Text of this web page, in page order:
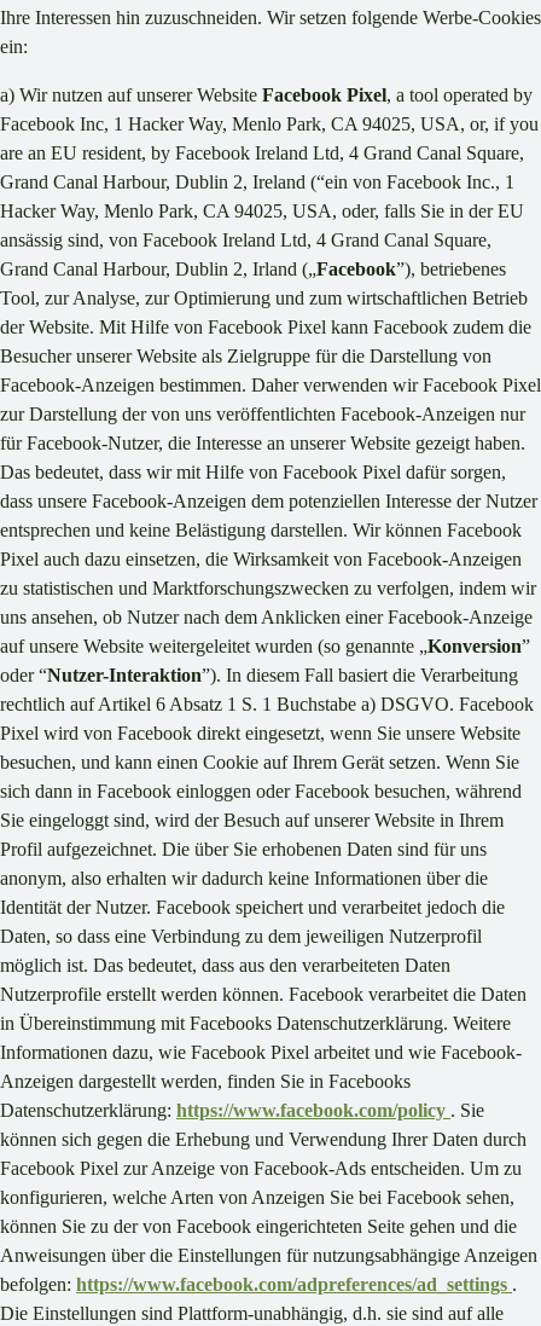
Ihre Interessen hin zuzuschneiden. Wir setzen folgende Werbe-Cookies
ein:
a) Wir nutzen auf unserer Website Facebook Pixel, a tool operated by
Facebook Inc, 1 Hacker Way, Menlo Park, CA 94025, USA, or, if you
are an EU resident, by Facebook Ireland Ltd, 4 Grand Canal Square,
Grand Canal Harbour, Dublin 2, Ireland (“ein von Facebook Inc., 1
Hacker Way, Menlo Park, CA 94025, USA, oder, falls Sie in der EU
ansässig sind, von Facebook Ireland Ltd, 4 Grand Canal Square,
Grand Canal Harbour, Dublin 2, Irland („Facebook”), betriebenes
Tool, zur Analyse, zur Optimierung und zum wirtschaftlichen Betrieb
der Website. Mit Hilfe von Facebook Pixel kann Facebook zudem die
Besucher unserer Website als Zielgruppe für die Darstellung von
Facebook-Anzeigen bestimmen. Daher verwenden wir Facebook Pixel
zur Darstellung der von uns veröffentlichten Facebook-Anzeigen nur
für Facebook-Nutzer, die Interesse an unserer Website gezeigt haben.
Das bedeutet, dass wir mit Hilfe von Facebook Pixel dafür sorgen,
dass unsere Facebook-Anzeigen dem potenziellen Interesse der Nutzer
entsprechen und keine Belästigung darstellen. Wir können Facebook
Pixel auch dazu einsetzen, die Wirksamkeit von Facebook-Anzeigen
zu statistischen und Marktforschungszwecken zu verfolgen, indem wir
uns ansehen, ob Nutzer nach dem Anklicken einer Facebook-Anzeige
auf unsere Website weitergeleitet wurden (so genannte „Konversion”
oder “Nutzer-Interaktion”). In diesem Fall basiert die Verarbeitung
rechtlich auf Artikel 6 Absatz 1 S. 1 Buchstabe a) DSGVO. Facebook
Pixel wird von Facebook direkt eingesetzt, wenn Sie unsere Website
besuchen, und kann einen Cookie auf Ihrem Gerät setzen. Wenn Sie
sich dann in Facebook einloggen oder Facebook besuchen, während
Sie eingeloggt sind, wird der Besuch auf unserer Website in Ihrem
Profil aufgezeichnet. Die über Sie erhobenen Daten sind für uns
anonym, also erhalten wir dadurch keine Informationen über die
Identität der Nutzer. Facebook speichert und verarbeitet jedoch die
Daten, so dass eine Verbindung zu dem jeweiligen Nutzerprofil
möglich ist. Das bedeutet, dass aus den verarbeiteten Daten
Nutzerprofile erstellt werden können. Facebook verarbeitet die Daten
in Übereinstimmung mit Facebooks Datenschutzerklärung. Weitere
Informationen dazu, wie Facebook Pixel arbeitet und wie Facebook-
Anzeigen dargestellt werden, finden Sie in Facebooks
Datenschutzerklärung: https://www.facebook.com/policy . Sie
können sich gegen die Erhebung und Verwendung Ihrer Daten durch
Facebook Pixel zur Anzeige von Facebook-Ads entscheiden. Um zu
konfigurieren, welche Arten von Anzeigen Sie bei Facebook sehen,
können Sie zu der von Facebook eingerichteten Seite gehen und die
Anweisungen über die Einstellungen für nutzungsabhängige Anzeigen
befolgen: https://www.facebook.com/adpreferences/ad_settings .
Die Einstellungen sind Plattform-unabhängig, d.h. sie sind auf alle